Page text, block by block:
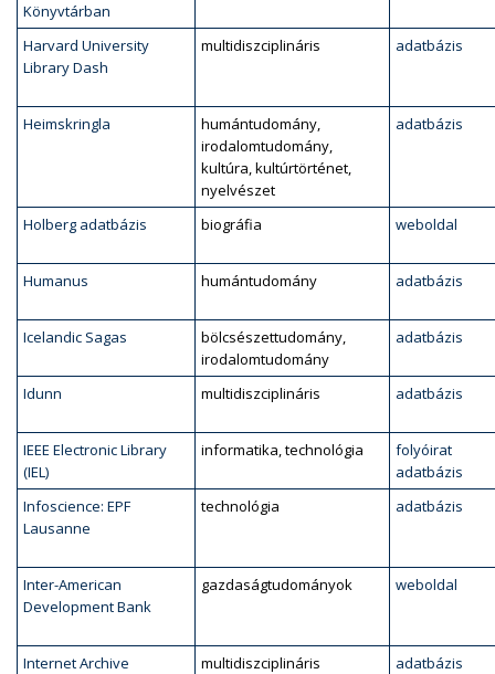
Könyvtárban
Harvard University
Library Dash
multidiszciplináris adatbázis
Heimskringla
humántudomány,
irodalomtudomány,
kultúra, kultúrtörténet,
nyelvészet
adatbázis
Holberg adatbázis biográfia weboldal
Humanus humántudomány adatbázis
Icelandic Sagas
bölcsészettudomány,
irodalomtudomány
adatbázis
Idunn multidiszciplináris adatbázis
IEEE Electronic Library
(IEL)
informatika, technológia
folyóirat
adatbázis
Infoscience: EPF
Lausanne
technológia adatbázis
Inter-American
Development Bank
gazdaságtudományok weboldal
Internet Archive multidiszciplináris adatbázis